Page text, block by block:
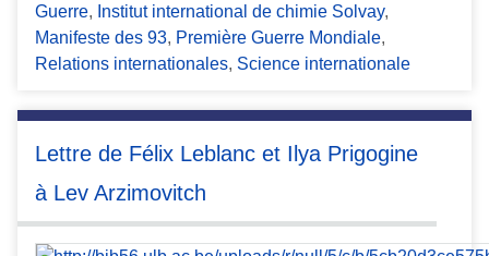
Guerre, Institut international de chimie Solvay,
Manifeste des 93, Première Guerre Mondiale,
Relations internationales, Science internationale
Lettre de Félix Leblanc et Ilya Prigogine
à Lev Arzimovitch